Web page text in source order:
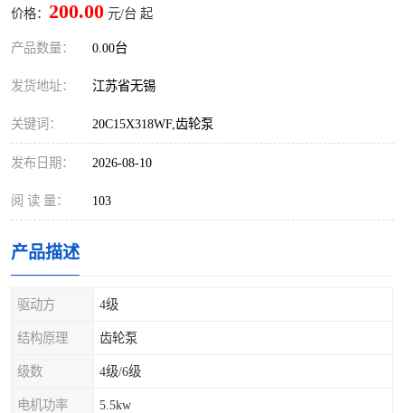
价格： 200.00 元/台 起
产品数量： 0.00台
发货地址： 江苏省无锡
关键词： 20C15X318WF,齿轮泵
发布日期： 2026-08-10
阅 读 量： 103
产品描述
驱动方 4级
结构原理 齿轮泵
级数 4级/6级
电机功率 5.5kw